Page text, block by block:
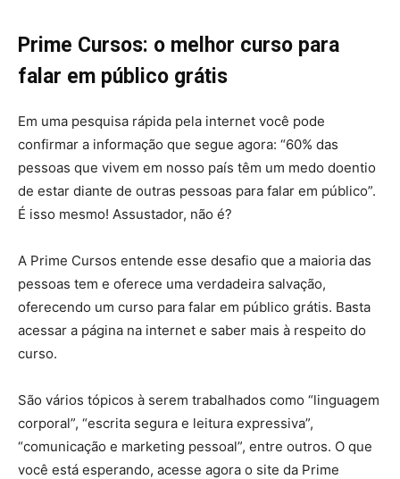
Prime Cursos: o melhor curso para
falar em público grátis
Em uma pesquisa rápida pela internet você pode
confirmar a informação que segue agora: “60% das
pessoas que vivem em nosso país têm um medo doentio
de estar diante de outras pessoas para falar em público”.
É isso mesmo! Assustador, não é?
A Prime Cursos entende esse desafio que a maioria das
pessoas tem e oferece uma verdadeira salvação,
oferecendo um curso para falar em público grátis. Basta
acessar a página na internet e saber mais à respeito do
curso.
São vários tópicos à serem trabalhados como “linguagem
corporal”, “escrita segura e leitura expressiva”,
“comunicação e marketing pessoal”, entre outros. O que
você está esperando, acesse agora o site da Prime